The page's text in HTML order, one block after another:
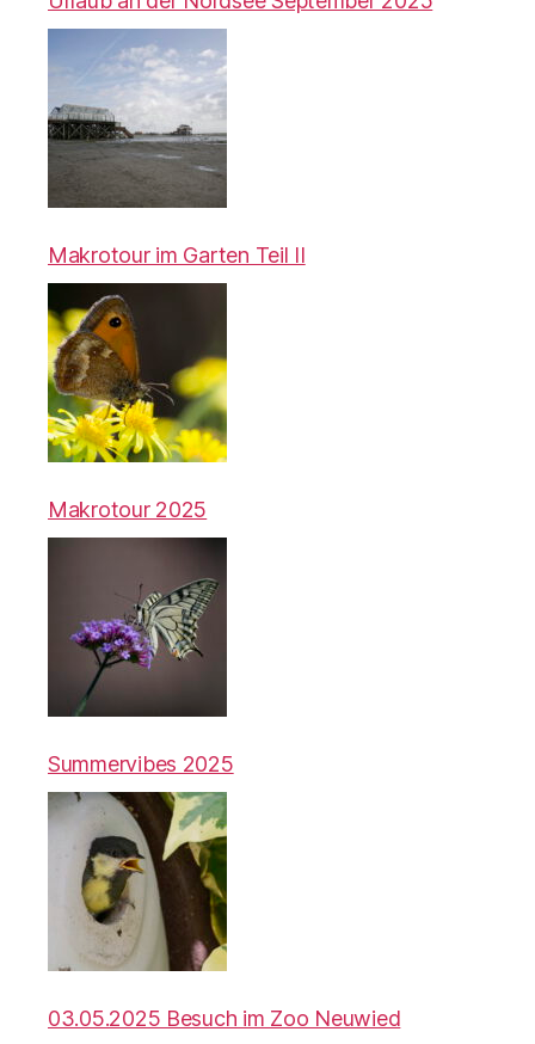
Makrotour im Garten Teil II
Makrotour 2025
Summervibes 2025
03.05.2025 Besuch im Zoo Neuwied